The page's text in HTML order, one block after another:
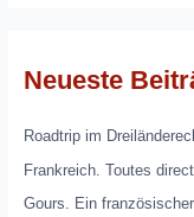
Neueste
Roadtrip im
Frankreich. Toutes
Gours. Ein